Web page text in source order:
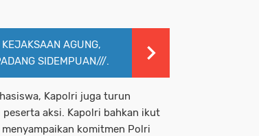
AGUNG,
SIDEMPUAN///.
Kapolri juga turun
aksi. Kapolri bahkan ikut
komitmen Polri